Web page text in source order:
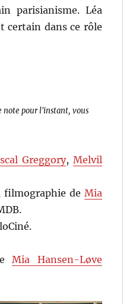
parisianisme. Léa
certain dans ce rôle
note pour l'instant, vous
Greggory, Melvil
filmographie de Mia
Mia Hansen-Løve